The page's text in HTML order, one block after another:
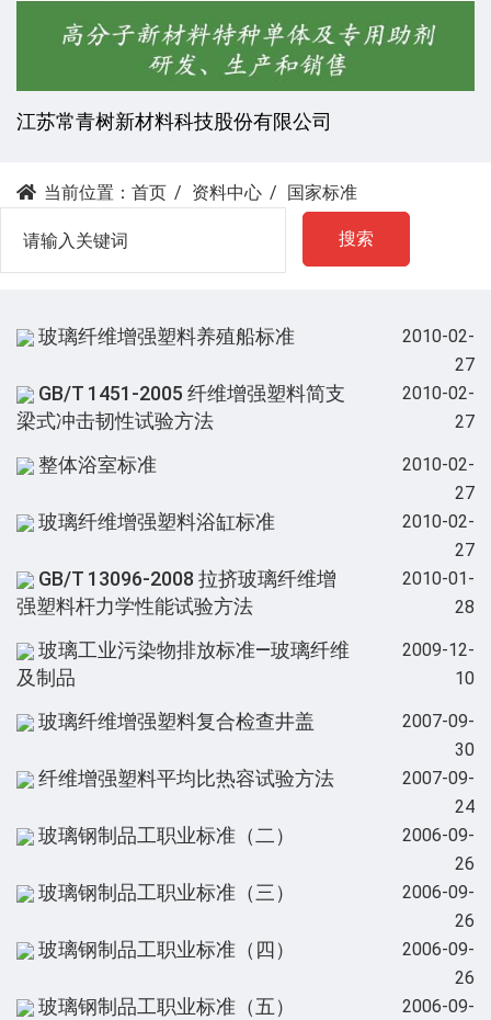
江苏常青树新材料科技股份有限公司
当前位置： 首页 资料中心 国家标准
搜索
玻璃纤维增强塑料养殖船标准
2010-02-
27
GB/T 1451-2005 纤维增强塑料简支
梁式冲击韧性试验方法
2010-02-
27
整体浴室标准
2010-02-
27
玻璃纤维增强塑料浴缸标准
2010-02-
27
GB/T 13096-2008 拉挤玻璃纤维增
强塑料杆力学性能试验方法
2010-01-
28
玻璃工业污染物排放标准―玻璃纤维
及制品
2009-12-
10
玻璃纤维增强塑料复合检查井盖
2007-09-
30
纤维增强塑料平均比热容试验方法
2007-09-
24
玻璃钢制品工职业标准（二）
2006-09-
26
玻璃钢制品工职业标准（三）
2006-09-
26
玻璃钢制品工职业标准（四）
2006-09-
26
玻璃钢制品工职业标准（五）
2006-09-